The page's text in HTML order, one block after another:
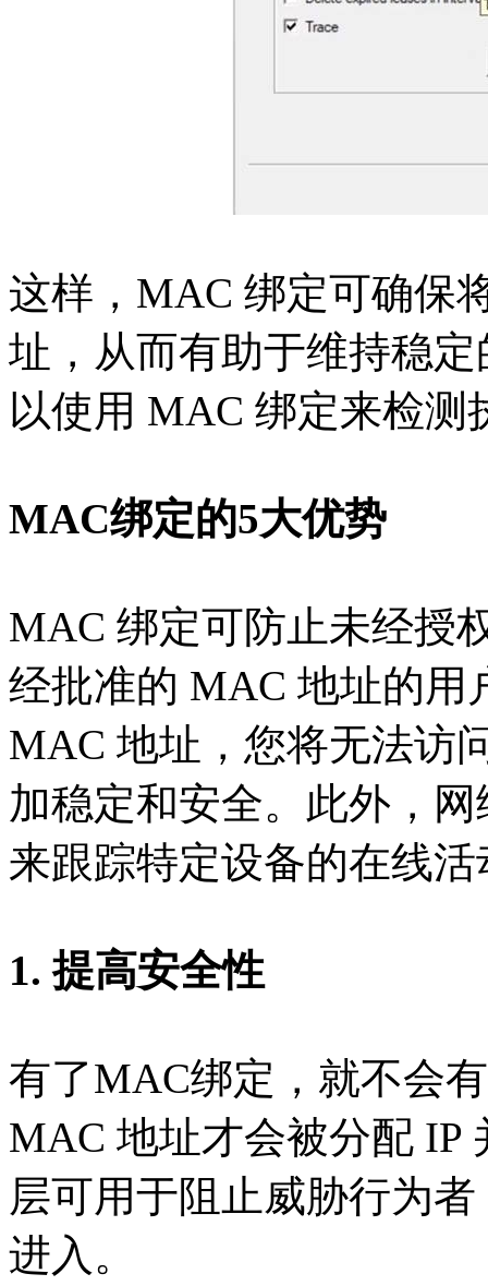
这样，MAC 绑定可确保
址，从而有助于维持稳
以使用 MAC 绑定来检
MAC绑定的5大优势
MAC 绑定可防止未经授
经批准的 MAC 地址的用
MAC 地址，您将无法访
加稳定和安全。此外，
来跟踪特定设备的在线活
1. 提高安全性
有了MAC绑定，就不会
MAC 地址才会被分配 IP
层可用于阻止威胁行为
进入。